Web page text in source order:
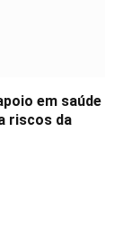
em saúde
riscos da